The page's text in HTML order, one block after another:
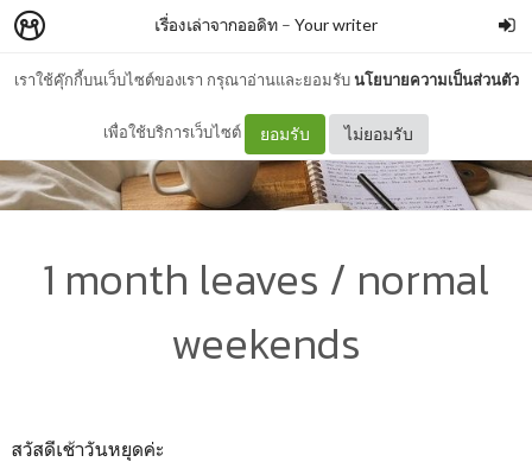
เราใช้คุ๊กกี้บนเว็บไซต์ของเรา กรุณาอ่านและยอมรับนโยบายความเป็นส่วนตัว
เพื่อใช้บริการเว็บไซต์ ยอมรับ ไม่ยอมรับ
เรื่องเล่าจากออดิท – Your writer
1 month leaves / normal
weekends
สวัสดีเช้าวันหยุดค่ะ